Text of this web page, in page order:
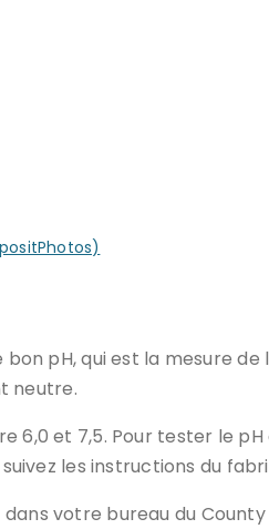
pH, qui est la mesure de
neutre.
6,0 et 7,5. Pour tester le
les instructions du
votre bureau du County